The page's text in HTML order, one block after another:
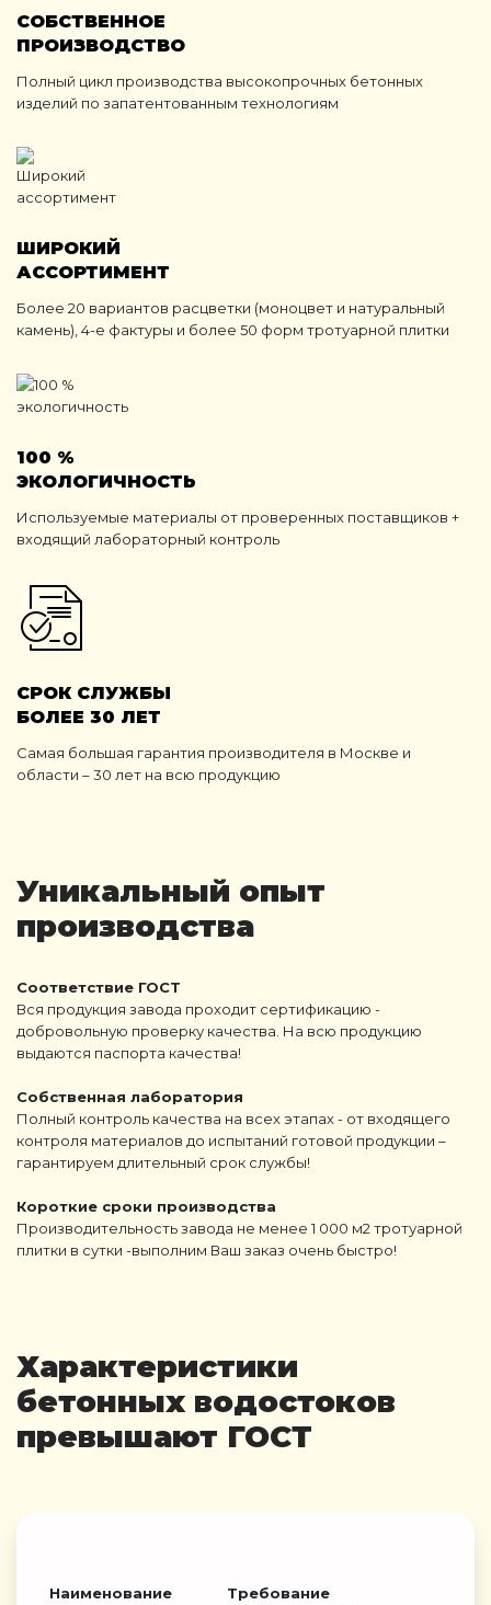
СОБСТВЕННОЕ
ПРОИЗВОДСТВО
Полный цикл производства высокопрочных бетонных
изделий по запатентованным технологиям
ШИРОКИЙ
АССОРТИМЕНТ
Более 20 вариантов расцветки (моноцвет и натуральный
камень), 4-е фактуры и более 50 форм тротуарной плитки
100 %
ЭКОЛОГИЧНОСТЬ
Используемые материалы от проверенных поставщиков +
входящий лабораторный контроль
СРОК СЛУЖБЫ
БОЛЕЕ 30 ЛЕТ
Самая большая гарантия производителя в Москве и
области – 30 лет на всю продукцию
Уникальный опыт
производства
Соответствие ГОСТ
Вся продукция завода проходит сертификацию -
добровольную проверку качества. На всю продукцию
выдаются паспорта качества!
Собственная лаборатория
Полный контроль качества на всех этапах - от входящего
контроля материалов до испытаний готовой продукции –
гарантируем длительный срок службы!
Короткие сроки производства
Производительность завода не менее 1 000 м2 тротуарной
плитки в сутки -выполним Ваш заказ очень быстро!
Характеристики
бетонных водостоков
превышают ГОСТ
Наименование
Требование